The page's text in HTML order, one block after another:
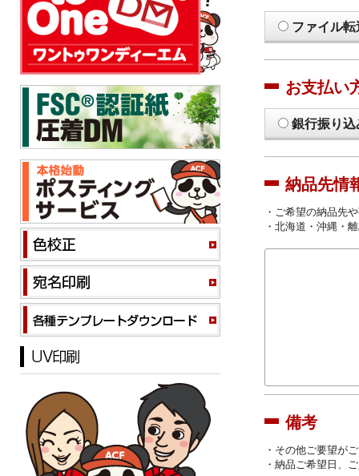
ファイル
お支払い
銀行振り込
納品先情
・ご希望の納品先
・北海道・沖縄・
備考
・その他ご要望が
・納品ご希望日、